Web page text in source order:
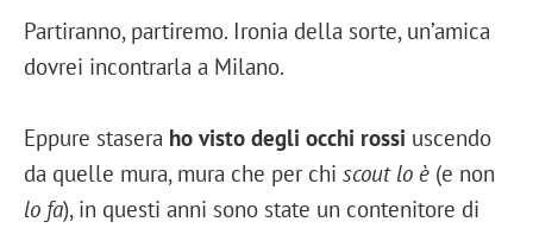
Partiranno, partiremo. Ironia della sorte, un’amica
dovrei incontrarla a Milano.
Eppure stasera ho visto degli occhi rossi uscendo
da quelle mura, mura che per chi scout lo è (e non
lo fa), in questi anni sono state un contenitore di